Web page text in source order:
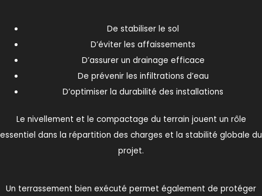
De stabiliser le sol
D’éviter les affaissements
D’assurer un drainage efficace
De prévenir les infiltrations d’eau
D’optimiser la durabilité des installations
Le nivellement et le compactage du terrain jouent un rôle
essentiel dans la répartition des charges et la stabilité globale du
projet.
Un terrassement bien exécuté permet également de protéger